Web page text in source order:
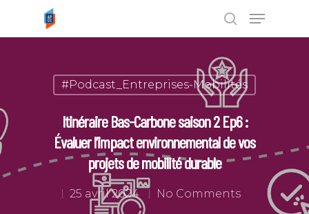
Tapez ENTRÉE pour rechercher ou
ESC pour annuler
#Podcast_Entreprises-Mobilités
Itinéraire Bas-Carbone saison 2 Ep6 :
Évaluer l’impact environnemental de vos
projets de mobilité durable
25 avril 2024 No Comments